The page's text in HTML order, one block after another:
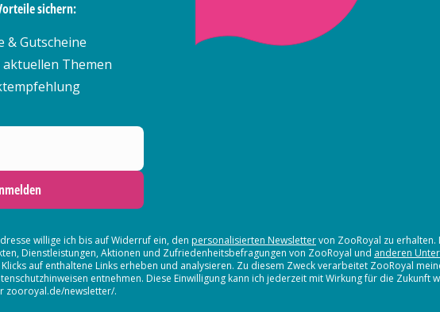
sichern:
& Gutscheine
Themen
willige ich bis auf Widerruf ein, den personalisierten Newslettervon ZooRoyal zu
Dienstleistungen, Aktionen und Zufriedenheitsbefragungen von ZooRoyal und anderen
auf enthaltene Links erheben und analysieren. Zu diesem Zweck verarbeitet ZooRoyal
entnehmen. Diese Einwilligung kann ich jederzeit mit Wirkung für die
zooroyal.de/newsletter/.